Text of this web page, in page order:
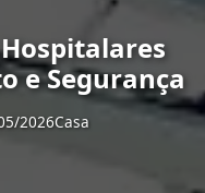
e Segurança
2026Casa